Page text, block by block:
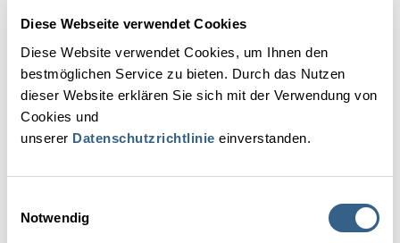
Diese Webseite verwendet Cookies
Diese Website verwendet Cookies, um Ihnen den
bestmöglichen Service zu bieten. Durch das Nutzen
dieser Website erklären Sie sich mit der Verwendung von
Cookies und
unserer Datenschutzrichtlinie einverstanden.
Notwendig